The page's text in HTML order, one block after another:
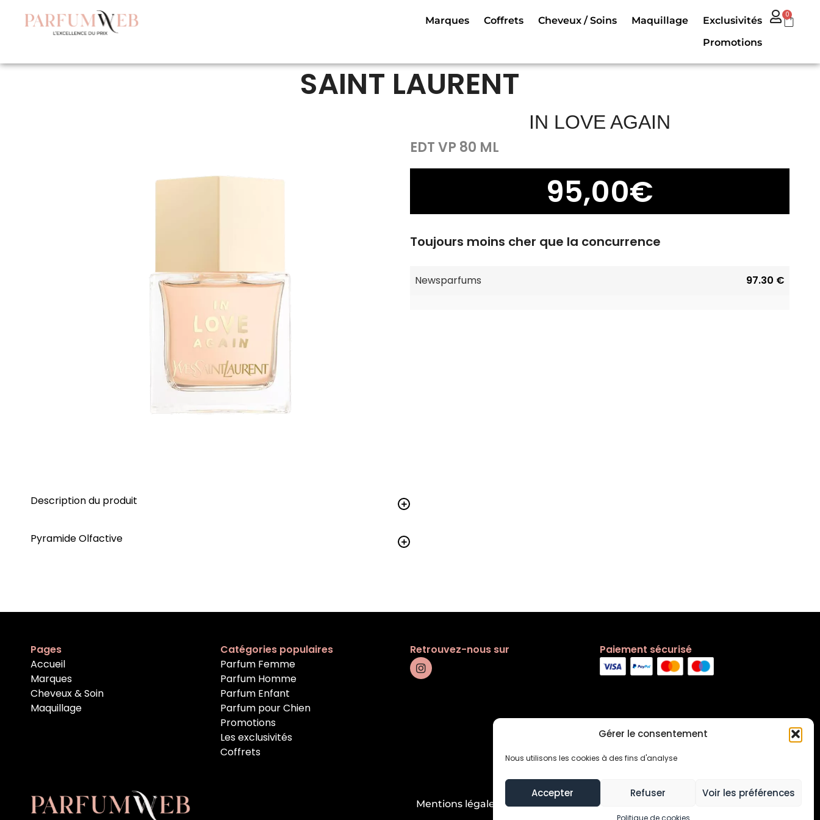
Gérer le consentement
Nous utilisons les cookies à des fins d'analyse
Accepter Refuser Voir les préférences
Politique de cookies
Marques Coffrets Cheveux / Soins Maquillage
Exclusivités
Promotions
0
SAINT LAURENT
Description du produit
Pyramide Olfactive
IN LOVE AGAIN
EDT VP 80 ML
95,00€
Toujours moins cher que la concurrence
Newsparfums 97.30 €
Pages
Accueil
Marques
Cheveux & Soin
Maquillage
Catégories populaires
Parfum Femme
Parfum Homme
Parfum Enfant
Parfum pour Chien
Promotions
Les exclusivités
Coffrets
Retrouvez-nous sur Paiement sécurisé
Mentions légales Conditions générales